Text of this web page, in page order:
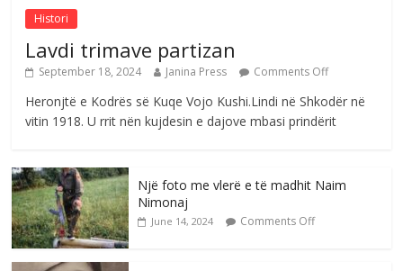
Histori
Lavdi trimave partizan
September 18, 2024 Janina Press Comments Off
Heronjtë e Kodrës së Kuqe Vojo Kushi.Lindi në Shkodër në
vitin 1918. U rrit nën kujdesin e dajove mbasi prindërit
Një foto me vlerë e të madhit Naim
Nimonaj
June 14, 2024 Comments Off